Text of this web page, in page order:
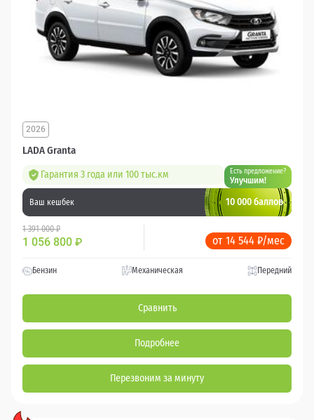
LADA Granta
2026
Гарантия 3 года или 100 тыс.км Есть предложение?
Улучшим!
Ваш кешбек 10 000 баллов
1 391 000 ₽
1 056 800 ₽ от 14 544 ₽/мес
Бензин Механическая Передний
Сравнить
Подробнее
Перезвоним за минуту